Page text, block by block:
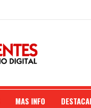
MAS INFO